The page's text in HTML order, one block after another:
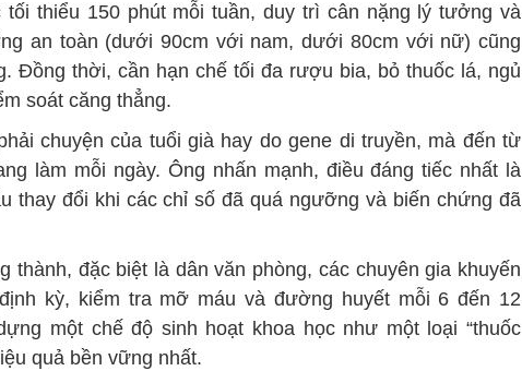
tối thiểu 150 phút mỗi tuần, duy trì cân nặng lý tưởng và
an toàn (dưới 90cm với nam, dưới 80cm với nữ) cũng
Đồng thời, cần hạn chế tối đa rượu bia, bỏ thuốc lá, ngủ
soát căng thẳng.
chuyện của tuổi già hay do gene di truyền, mà đến từ
làm mỗi ngày. Ông nhấn mạnh, điều đáng tiếc nhất là
thay đổi khi các chỉ số đã quá ngưỡng và biến chứng đã
thành, đặc biệt là dân văn phòng, các chuyên gia khuyến
kỳ, kiểm tra mỡ máu và đường huyết mỗi 6 đến 12
một chế độ sinh hoạt khoa học như một loại “thuốc
quả bền vững nhất.